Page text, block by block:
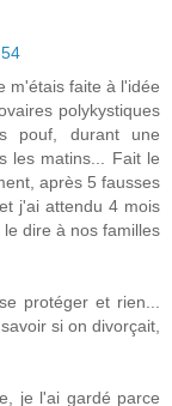
m'étais faite à l'idée
polykystiques
pouf, durant une
les matins... Fait le
après 5 fausses
j'ai attendu 4 mois
dire à nos familles
protéger et rien...
si on divorçait,
je l'ai gardé parce